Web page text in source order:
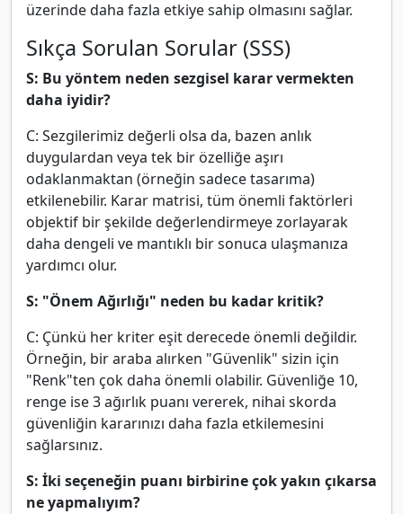
üzerinde daha fazla etkiye sahip olmasını sağlar.
Sıkça Sorulan Sorular (SSS)
S: Bu yöntem neden sezgisel karar vermekten
daha iyidir?
C: Sezgilerimiz değerli olsa da, bazen anlık
duygulardan veya tek bir özelliğe aşırı
odaklanmaktan (örneğin sadece tasarıma)
etkilenebilir. Karar matrisi, tüm önemli faktörleri
objektif bir şekilde değerlendirmeye zorlayarak
daha dengeli ve mantıklı bir sonuca ulaşmanıza
yardımcı olur.
S: "Önem Ağırlığı" neden bu kadar kritik?
C: Çünkü her kriter eşit derecede önemli değildir.
Örneğin, bir araba alırken "Güvenlik" sizin için
"Renk"ten çok daha önemli olabilir. Güvenliğe 10,
renge ise 3 ağırlık puanı vererek, nihai skorda
güvenliğin kararınızı daha fazla etkilemesini
sağlarsınız.
S: İki seçeneğin puanı birbirine çok yakın çıkarsa
ne yapmalıyım?